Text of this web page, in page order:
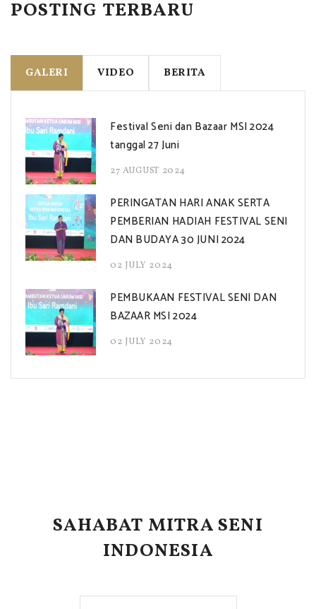
POSTING TERBARU
GALERI VIDEO BERITA
Festival Seni dan Bazaar MSI 2024
tanggal 27 Juni
27 AUGUST 2024
PERINGATAN HARI ANAK SERTA
PEMBERIAN HADIAH FESTIVAL SENI
DAN BUDAYA 30 JUNI 2024
02 JULY 2024
PEMBUKAAN FESTIVAL SENI DAN
BAZAAR MSI 2024
02 JULY 2024
SAHABAT MITRA SENI
INDONESIA